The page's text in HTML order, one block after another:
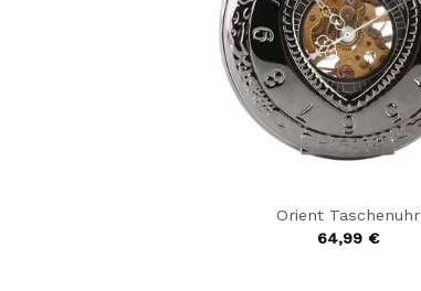
Orient Taschenuhr
64,99 €